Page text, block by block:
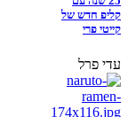
קליפ חדש של
קייטי פרי
עדי פרל